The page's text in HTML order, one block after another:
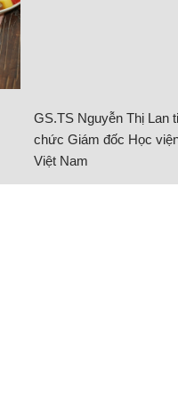
GS.TS Nguyễn Thị Lan
chức Giám đốc Học
Việt Nam